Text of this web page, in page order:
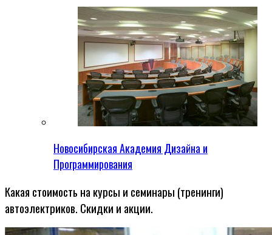
Новосибирская Академия Дизайна и
Программирования
Какая стоимость на курсы и семинары (тренинги)
автоэлектриков. Скидки и акции.